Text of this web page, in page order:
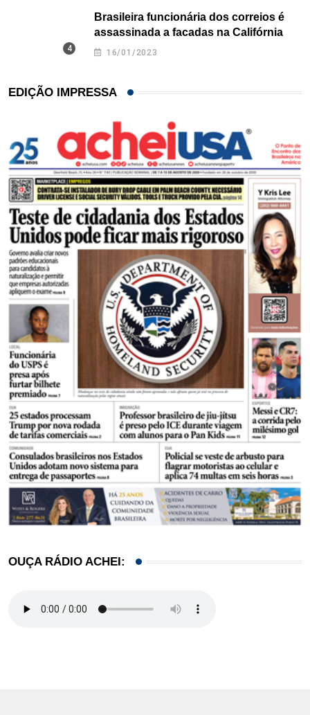
Brasileira funcionária dos correios é
assassinada a facadas na Califórnia
16/01/2023
EDIÇÃO IMPRESSA
OUÇA RÁDIO ACHEI: